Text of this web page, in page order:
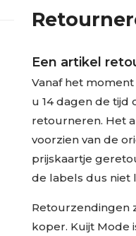
Een artikel
Vanaf het
u 14 dagen de tijd
retourneren. Het
voorzien van de
prijskaartje
de labels dus niet
Retourzendingen
koper. Kuijt Mode